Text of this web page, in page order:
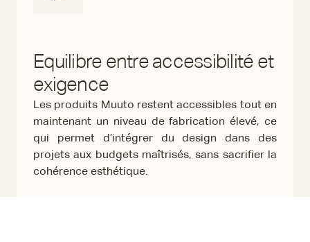
Equilibre entre accessibilité et
exigence
Les produits Muuto restent accessibles tout en
maintenant un niveau de fabrication élevé, ce
qui permet d’intégrer du design dans des
projets aux budgets maîtrisés, sans sacrifier la
cohérence esthétique.